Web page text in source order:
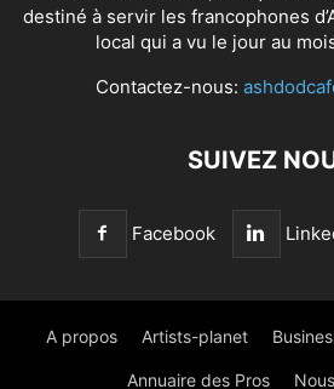
destiné à servir les francophones
local qui a vu le jour au
Contactez-nous:
SUIVEZ
Facebook
A propos Artists-planet
Annuaire des Pros